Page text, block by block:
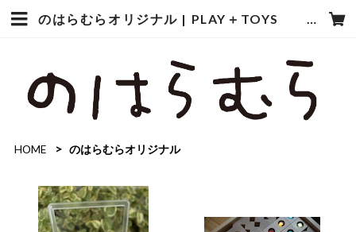
のはらむらオリジナル | PLAY＋TOYS のはらむら
HOME のはらむらオリジナル